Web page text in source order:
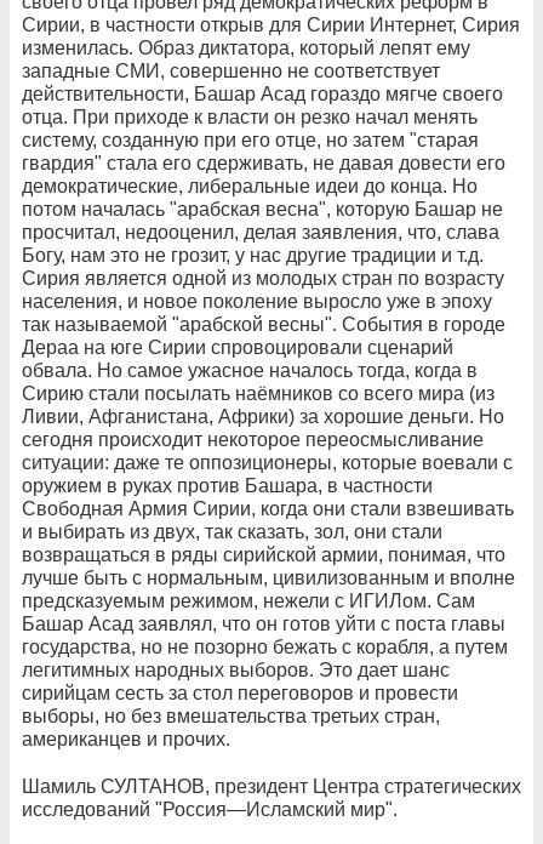
Сирии, в частности открыв для Сирии Интернет, Сирия
изменилась. Образ диктатора, который лепят ему
западные СМИ, совершенно не соответствует
действительности, Башар Асад гораздо мягче своего
отца. При приходе к власти он резко начал менять
систему, созданную при его отце, но затем "старая
гвардия" стала его сдерживать, не давая довести его
демократические, либеральные идеи до конца. Но
потом началась "арабская весна", которую Башар не
просчитал, недооценил, делая заявления, что, слава
Богу, нам это не грозит, у нас другие традиции и т.д.
Сирия является одной из молодых стран по возрасту
населения, и новое поколение выросло уже в эпоху
так называемой "арабской весны". События в городе
Дераа на юге Сирии спровоцировали сценарий
обвала. Но самое ужасное началось тогда, когда в
Сирию стали посылать наёмников со всего мира (из
Ливии, Афганистана, Африки) за хорошие деньги. Но
сегодня происходит некоторое переосмысливание
ситуации: даже те оппозиционеры, которые воевали с
оружием в руках против Башара, в частности
Свободная Армия Сирии, когда они стали взвешивать
и выбирать из двух, так сказать, зол, они стали
возвращаться в ряды сирийской армии, понимая, что
лучше быть с нормальным, цивилизованным и вполне
предсказуемым режимом, нежели с ИГИЛом. Сам
Башар Асад заявлял, что он готов уйти с поста главы
государства, но не позорно бежать с корабля, а путем
легитимных народных выборов. Это дает шанс
сирийцам сесть за стол переговоров и провести
выборы, но без вмешательства третьих стран,
американцев и прочих.
Шамиль СУЛТАНОВ, президент Центра стратегических
исследований "Россия—Исламский мир".